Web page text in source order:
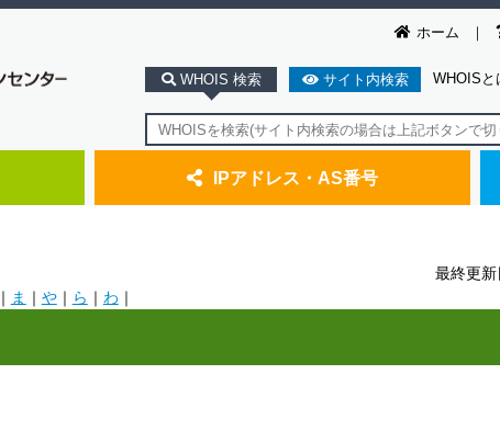
ホーム
WHOIS 検索 サイト内検索 WHOISと
IPアドレス・AS番号
最終更
｜ ま ｜ や｜ ら ｜ わ ｜